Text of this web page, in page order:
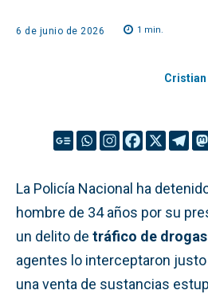
6 de junio de 2026 1 min.
La Policía Nacional ha
hombre de 34 años por su
un delito de tráfico de
agentes lo interceptaron
una venta de sustancias